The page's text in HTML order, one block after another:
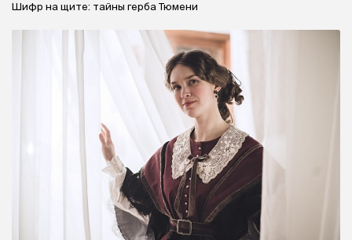
Шифр на щите: тайны герба Тюмени